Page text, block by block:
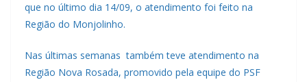
que no último dia 14/09, o atendimento foi feito na
Região do Monjolinho.
Nas últimas semanas também teve atendimento na
Região Nova Rosada, promovido pela equipe do PSF